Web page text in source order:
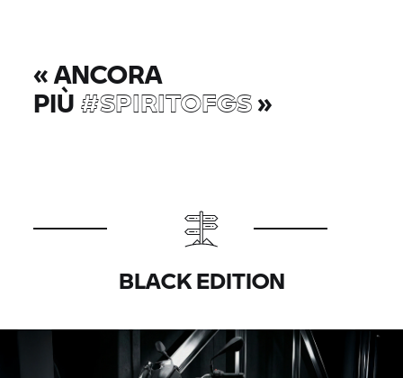
«ANCORA
PIÙ#SPIRITOFGS»
BLACK EDITION